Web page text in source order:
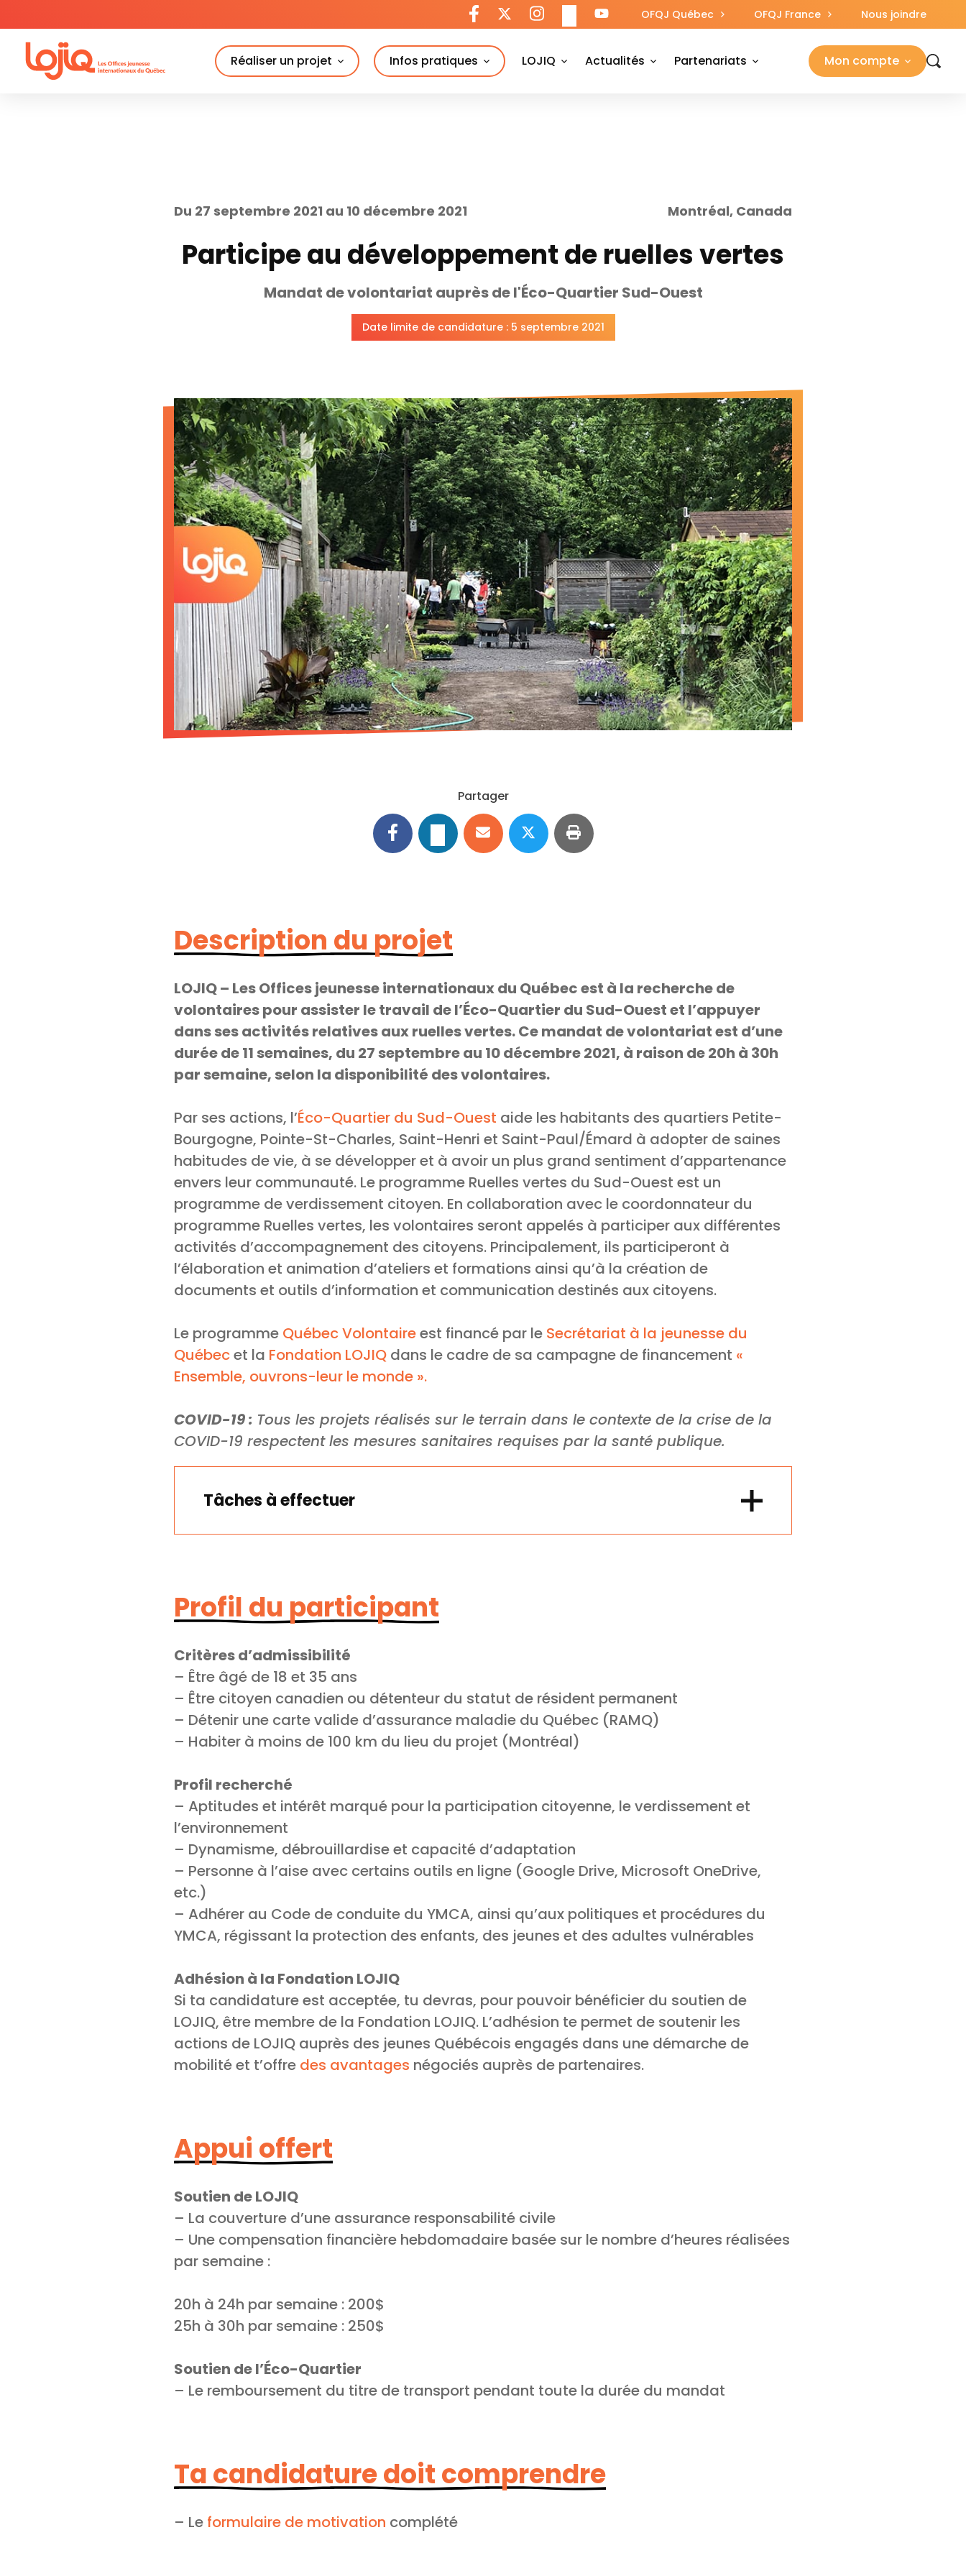
OFQJ Québec OFQJ France Nous joindre
Réaliser un projet Infos pratiques LOJIQ Actualités Partenariats Mon compte
to
content
Du 27 septembre 2021 au 10 décembre 2021 Montréal, Canada
Participe au développement de ruelles vertes
Mandat de volontariat auprès de l'Éco-Quartier Sud-Ouest
Date limite de candidature : 5 septembre 2021
Partager
Description du projet
LOJIQ – Les Offices jeunesse internationaux du Québec est à la recherche de
volontaires pour assister le travail de l’Éco-Quartier du Sud-Ouest et l’appuyer
dans ses activités relatives aux ruelles vertes. Ce mandat de volontariat est d’une
durée de 11 semaines, du 27 septembre au 10 décembre 2021, à raison de 20h à 30h
par semaine, selon la disponibilité des volontaires.
Par ses actions, l’Éco-Quartier du Sud-Ouest aide les habitants des quartiers Petite-
Bourgogne, Pointe-St-Charles, Saint-Henri et Saint-Paul/Émard à adopter de saines
habitudes de vie, à se développer et à avoir un plus grand sentiment d’appartenance
envers leur communauté. Le programme Ruelles vertes du Sud-Ouest est un
programme de verdissement citoyen. En collaboration avec le coordonnateur du
programme Ruelles vertes, les volontaires seront appelés à participer aux différentes
activités d’accompagnement des citoyens. Principalement, ils participeront à
l’élaboration et animation d’ateliers et formations ainsi qu’à la création de
documents et outils d’information et communication destinés aux citoyens.
Le programme Québec Volontaireest financé par le Secrétariat à la jeunesse du
Québecet la Fondation LOJIQ dans le cadre de sa campagne de financement «
Ensemble, ouvrons-leur le monde ».
COVID-19 : Tous les projets réalisés sur le terrain dans le contexte de la crise de la
COVID-19 respectent les mesures sanitaires requises par la santé publique.
Tâches à effectuer
Profil du participant
Critères d’admissibilité
– Être âgé de 18 et 35 ans
– Être citoyen canadien ou détenteur du statut de résident permanent
– Détenir une carte valide d’assurance maladie du Québec (RAMQ)
– Habiter à moins de 100 km du lieu du projet (Montréal)
Profil recherché
– Aptitudes et intérêt marqué pour la participation citoyenne, le verdissement et
l’environnement
– Dynamisme, débrouillardise et capacité d’adaptation
– Personne à l’aise avec certains outils en ligne (Google Drive, Microsoft OneDrive,
etc.)
– Adhérer au Code de conduite du YMCA, ainsi qu’aux politiques et procédures du
YMCA, régissant la protection des enfants, des jeunes et des adultes vulnérables
Adhésion à la Fondation LOJIQ
Si ta candidature est acceptée, tu devras, pour pouvoir bénéficier du soutien de
LOJIQ, être membre de la Fondation LOJIQ. L’adhésion te permet de soutenir les
actions de LOJIQ auprès des jeunes Québécois engagés dans une démarche de
mobilité et t’offre des avantages négociés auprès de partenaires.
Appui offert
Soutien de LOJIQ
– La couverture d’une assurance responsabilité civile
– Une compensation financière hebdomadaire basée sur le nombre d’heures réalisées
par semaine :
20h à 24h par semaine : 200$
25h à 30h par semaine : 250$
Soutien de l’Éco-Quartier
– Le remboursement du titre de transport pendant toute la durée du mandat
Ta candidature doit comprendre
– Le formulaire de motivation complété